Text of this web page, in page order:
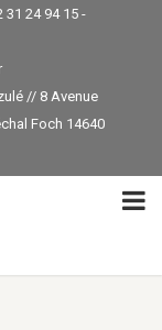
31 24 94 15 -
// 8 Avenue
Foch 14640